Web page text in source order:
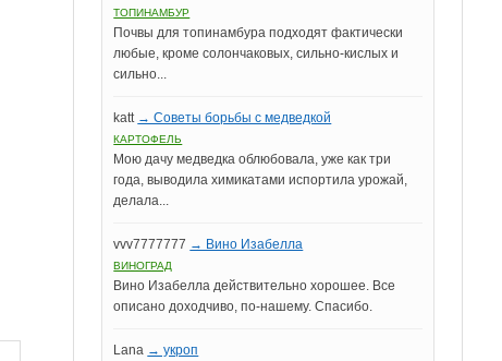
ТОПИНАМБУР
Почвы для топинамбура подходят фактически
любые, кроме солончаковых, сильно-кислых и
сильно...
katt → Советы борьбы с медведкой
КАРТОФЕЛЬ
Мою дачу медведка облюбовала, уже как три
года, выводила химикатами испортила урожай,
делала...
vvv7777777 → Вино Изабелла
ВИНОГРАД
Вино Изабелла действительно хорошее. Все
описано доходчиво, по-нашему. Спасибо.
Lana → укроп